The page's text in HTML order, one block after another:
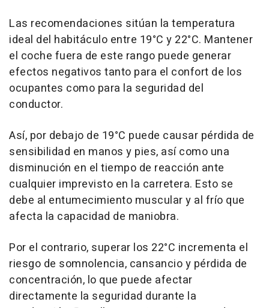
Las recomendaciones sitúan la temperatura
ideal del habitáculo entre 19°C y 22°C. Mantener
el coche fuera de este rango puede generar
efectos negativos tanto para el confort de los
ocupantes como para la seguridad del
conductor.
Así, por debajo de 19°C puede causar pérdida de
sensibilidad en manos y pies, así como una
disminución en el tiempo de reacción ante
cualquier imprevisto en la carretera. Esto se
debe al entumecimiento muscular y al frío que
afecta la capacidad de maniobra.
Por el contrario, superar los 22°C incrementa el
riesgo de somnolencia, cansancio y pérdida de
concentración, lo que puede afectar
directamente la seguridad durante la